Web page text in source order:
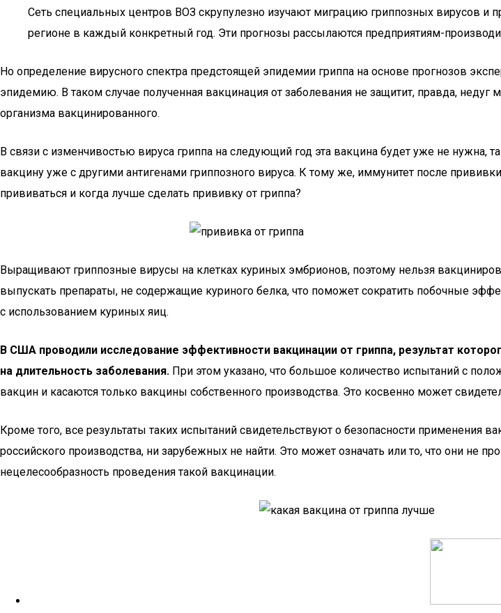
Сеть специальных центров ВОЗ скрупулезно изучают миграцию гриппозных вирусов
регионе в каждый конкретный год. Эти прогнозы рассылаются предприятиям-
Но определение вирусного спектра предстоящей эпидемии гриппа на основе прогнозов
эпидемию. В таком случае полученная вакцинация от заболевания не защитит, правда, недуг
организма вакцинированного.
В связи с изменчивостью вируса гриппа на следующий год эта вакцина будет уже не нужна,
вакцину уже с другими антигенами гриппозного вируса. К тому же, иммунитет после
прививаться и когда лучше сделать прививку от гриппа?
Выращивают гриппозные вирусы на клетках куриных эмбрионов, поэтому нельзя
выпускать препараты, не содержащие куриного белка, что поможет сократить побочные
с использованием куриных яиц.
В США проводили исследование эффективности вакцинации от гриппа, результат
на длительность заболевания. При этом указано, что большое количество испытаний с
вакцин и касаются только вакцины собственного производства. Это косвенно может
Кроме того, все результаты таких испытаний свидетельствуют о безопасности применения
российского производства, ни зарубежных не найти. Это может означать или то, что они не
нецелесообразность проведения такой вакцинации.